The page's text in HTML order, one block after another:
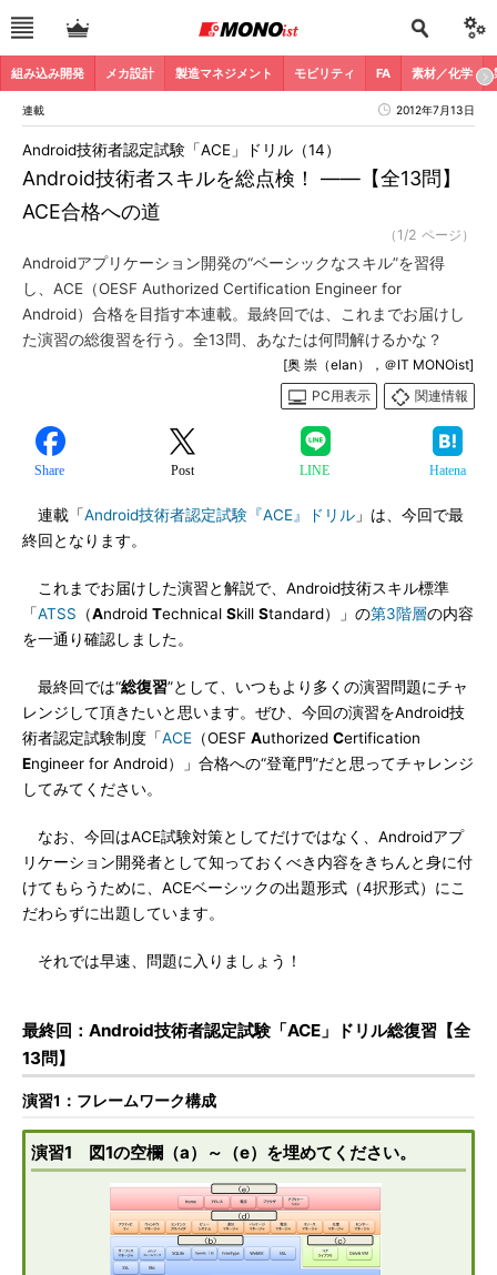
組み込み開発 メカ設計 製造マネジメント モビリティ FA 素材／化学
連載 2012年7月13日
Android技術者スキルを総点検！ ――【全13問】
ACE合格への道
Android技術者認定試験「ACE」ドリル（14）
（1/2 ページ）
Androidアプリケーション開発の“ベーシックなスキル”を習得
し、ACE（OESF Authorized Certification Engineer for
Android）合格を目指す本連載。最終回では、これまでお届けし
た演習の総復習を行う。全13問、あなたは何問解けるかな？
[奥 崇（elan），＠IT MONOist]
PC用表示
関連情報
Share Post LINE Hatena
連載「Android技術者認定試験『ACE』ドリル 」は、今回で最
終回となります。
これまでお届けした演習と解説で、Android技術スキル標準
「ATSS （Android Technical Skill Standard）」の第3階層の内容
を一通り確認しました。
最終回では“総復習”として、いつもより多くの演習問題にチャ
レンジして頂きたいと思います。ぜひ、今回の演習をAndroid技
術者認定試験制度「ACE （OESF Authorized Certification
Engineer for Android）」合格への“登竜門”だと思ってチャレンジ
してみてください。
なお、今回はACE試験対策としてだけではなく、Androidアプ
リケーション開発者として知っておくべき内容をきちんと身に付
けてもらうために、ACEベーシックの出題形式（4択形式）にこ
だわらずに出題しています。
それでは早速、問題に入りましょう！
最終回：Android技術者認定試験「ACE」ドリル総復習【全
13問】
演習1：フレームワーク構成
演習1 図1の空欄（a）～（e）を埋めてください。